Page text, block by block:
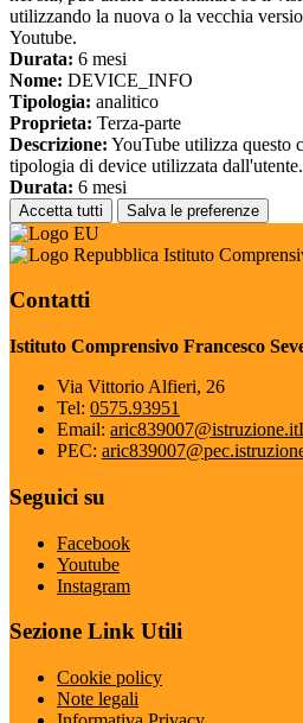
utilizzando la nuova o la vecchia
Youtube.
Durata: 6 mesi
Nome: DEVICE_INFO
Tipologia: analitico
Proprieta: Terza-parte
Descrizione: YouTube utilizza questo
tipologia di device utilizzata dall'utente.
Durata: 6 mesi
Accetta tutti Salva le preferenze
Istituto
Contatti
Istituto Comprensivo Francesco
Via Vittorio Alfieri, 26
Tel: 0575.93951
Email: aric839007@istruzione.it
PEC:
Seguici su
Facebook
Youtube
Instagram
Sezione Link Utili
Cookie policy
Note legali